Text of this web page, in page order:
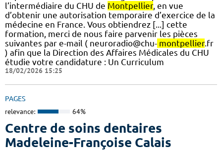
l’intermédiaire du CHU de Montpellier, en vue
d’obtenir une autorisation temporaire d’exercice de la
médecine en France. Vous obtiendrez [...] cette
formation, merci de nous faire parvenir les pièces
suivantes par e-mail ( neuroradio@chu- montpellier.fr
) afin que la Direction des Affaires Médicales du CHU
étudie votre candidature : Un Curriculum
18/02/2026 15:25
PAGES
relevance: 64%
Centre de soins dentaires
Madeleine-Françoise Calais